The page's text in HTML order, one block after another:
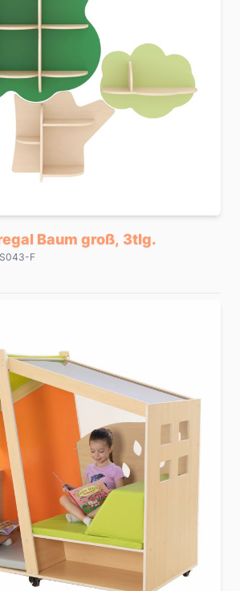
Baum groß, 3tlg.
F